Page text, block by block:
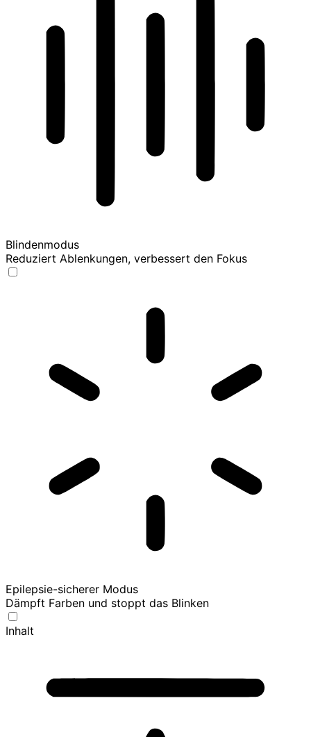
Blindenmodus
Reduziert Ablenkungen, verbessert den Fokus
Epilepsie-sicherer Modus
Dämpft Farben und stoppt das Blinken
Inhalt